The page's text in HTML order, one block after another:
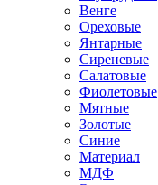
Венге
Ореховые
Янтарные
Сиреневые
Салатовые
Фиолетовые
Мятные
Золотые
Синие
Материал
МДФ